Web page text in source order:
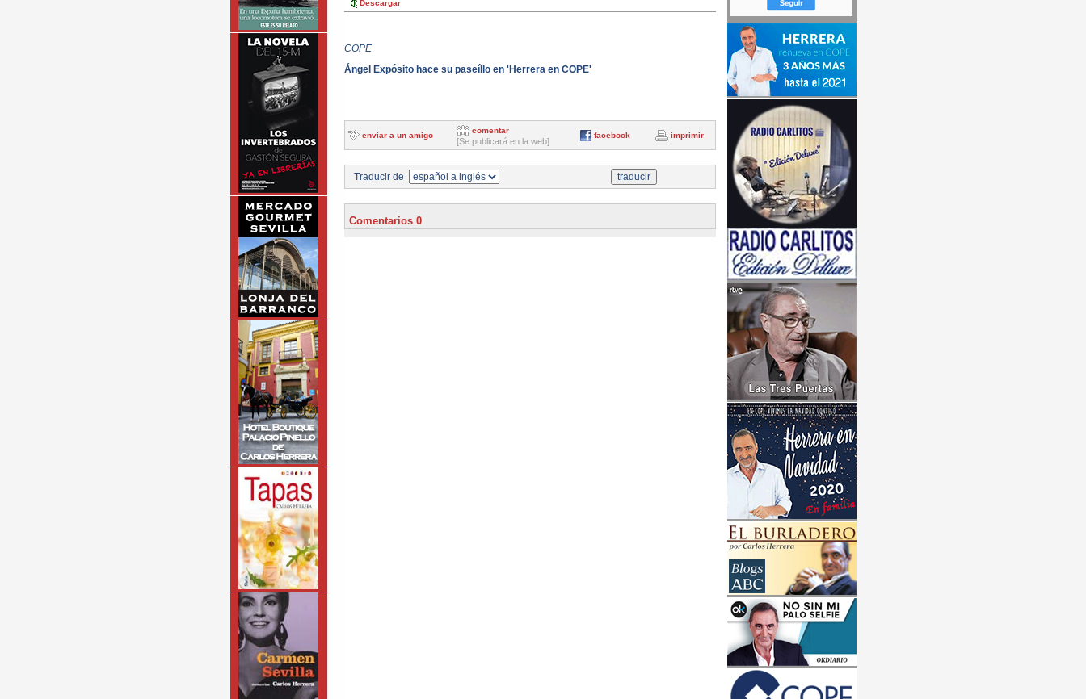
Descargar
COPE
Ángel Expósito hace su paseíllo en 'Herrera en COPE'
enviar a un amigo
comentar
[Se publicará en la web]
facebook imprimir
Traducir de
Comentarios 0